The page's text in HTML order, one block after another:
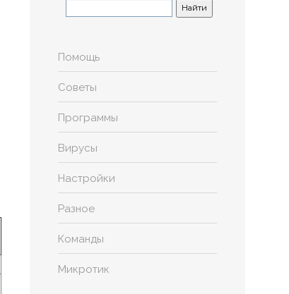
Помощь
Советы
Программы
Вирусы
Настройки
Разное
Команды
Микротик